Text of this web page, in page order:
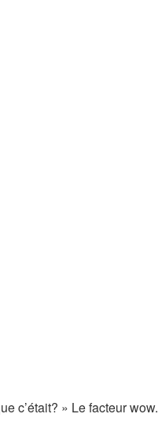
c’était? » Le facteur wow.